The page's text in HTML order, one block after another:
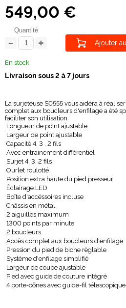
549,00 €
Quantité
Ajouter
En stock
Livraison sous 2 à 7 jours
La surjeteuse S0555 vous aidera à
complet aux boucleurs d'enfilage a été
faciliter son utilisation
Longueur de point ajustable
Largeur de point ajustable
Capacité 4, 3 , 2 fils
Avec entrainement différentiel
Surjet 4, 3, 2 fils
Ourlet roulotté
Position extra haute du pied presseur
Éclairage LED
Boîte d'accéssoires incluse
Châssis en métal
2 aiguilles maximum
1300 points par minute
2 boucleurs
Accès complet aux boucleurs d'enfilage
Pression du pied de biche règlable
Système d'enfilage simplifié
Largeur de coupe ajustable
Pied avec guide de couture intégré
4 porte-cônes avec guide-fil télescopique